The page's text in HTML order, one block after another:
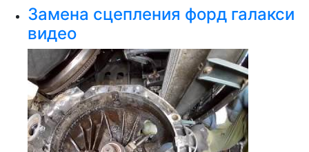
Замена сцепления форд галакси
видео